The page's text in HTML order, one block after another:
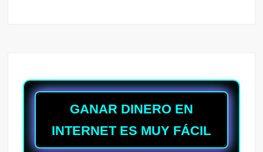
GANAR DINERO EN
INTERNET ES MUY FÁCIL